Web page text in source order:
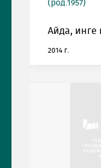
(род.1957)
Айда, инге
2014 г.